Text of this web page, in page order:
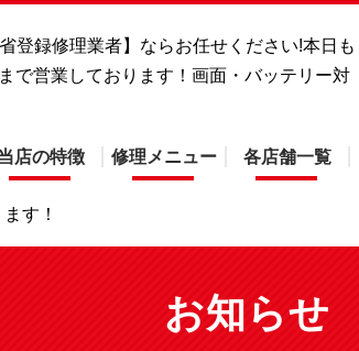
登録修理業者】ならお任せください!本日も
で営業しております！画面・バッテリー対
店の特徴 修理メニュー 各店舗一覧
す！
お知らせ